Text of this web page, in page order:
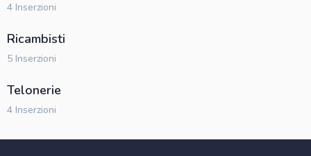
4 Inserzioni
Ricambisti
5 Inserzioni
Telonerie
4 Inserzioni